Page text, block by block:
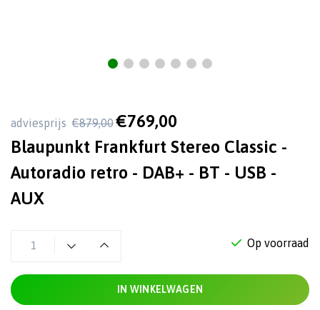
adviesprijs €879,00 €769,00
Blaupunkt Frankfurt Stereo Classic -
Autoradio retro - DAB+ - BT - USB -
AUX
Op voorraad
IN WINKELWAGEN